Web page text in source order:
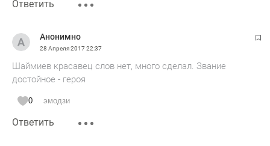
Ответить
Анонимно
28 Апреля 201722:37
Шаймиев красавец слов нет, много сделал. Звание
достойное - героя
0 эмодзи
Ответить